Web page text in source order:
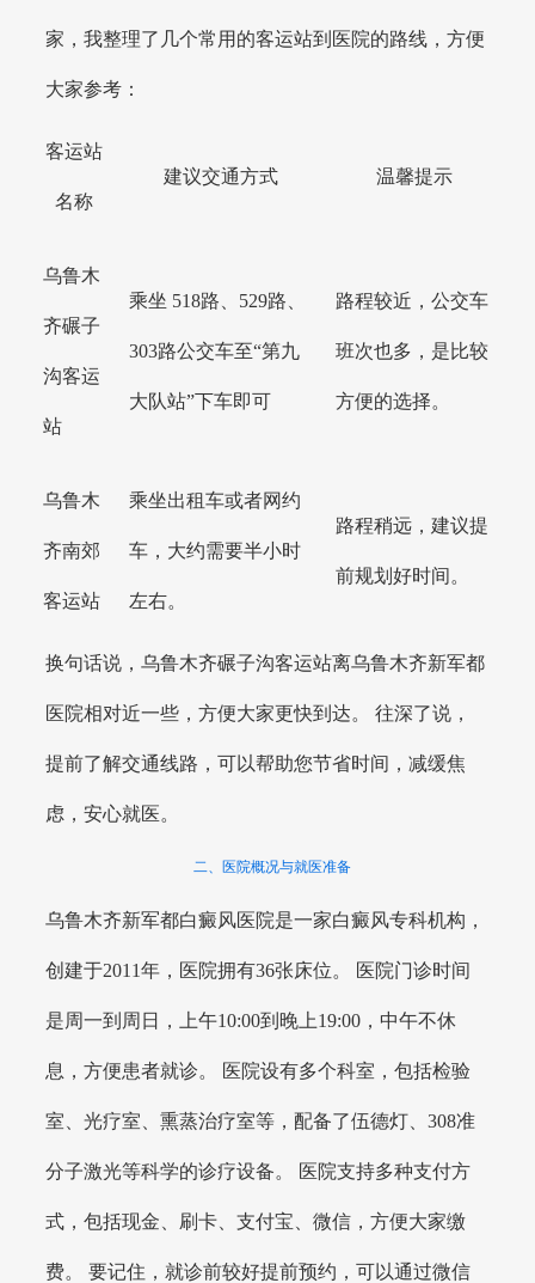
家，我整理了几个常用的客运站到医院的路线，方便
大家参考：
客运站
名称
建议交通方式 温馨提示
乌鲁木
齐碾子
沟客运
站
乘坐 518路、529路、
303路公交车至“第九
大队站”下车即可
路程较近，公交车
班次也多，是比较
方便的选择。
乌鲁木
齐南郊
客运站
乘坐出租车或者网约
车，大约需要半小时
左右。
路程稍远，建议提
前规划好时间。
换句话说，乌鲁木齐碾子沟客运站离乌鲁木齐新军都
医院相对近一些，方便大家更快到达。 往深了说，
提前了解交通线路，可以帮助您节省时间，减缓焦
虑，安心就医。
二、医院概况与就医准备
乌鲁木齐新军都白癜风医院是一家白癜风专科机构，
创建于2011年，医院拥有36张床位。 医院门诊时间
是周一到周日，上午10:00到晚上19:00，中午不休
息，方便患者就诊。 医院设有多个科室，包括检验
室、光疗室、熏蒸治疗室等，配备了伍德灯、308准
分子激光等科学的诊疗设备。 医院支持多种支付方
式，包括现金、刷卡、支付宝、微信，方便大家缴
费。 要记住，就诊前较好提前预约，可以通过微信